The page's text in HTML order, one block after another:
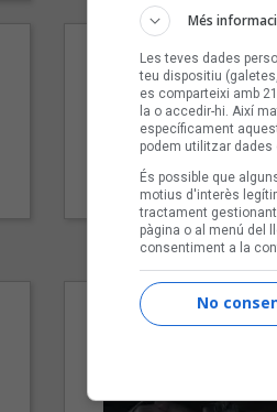
"Lo bueno y lo
Carmen y María
Més
Les teves dades
teu dispositiu
es comparteixi amb
la o accedir-hi. Així
específicament
podem utilitzar
És possible que
motius d'interès
tractament
pàgina o al menú del
consentiment a la
No